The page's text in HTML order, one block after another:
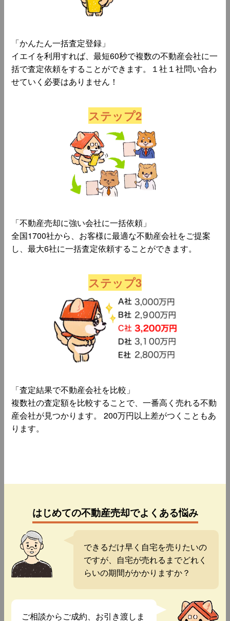
「かんたん一括査定登録」
イエイを利用すれば、最短60秒で複数の不動産会社に一
括で査定依頼をすることができます。１社１社問い合わ
せていく必要はありません！
ステップ2
「不動産売却に強い会社に一括依頼」
全国1700社から、お客様に最適な不動産会社をご提案
し、最大6社に一括査定依頼することができます。
ステップ3
「査定結果で不動産会社を比較」
複数社の査定額を比較することで、一番高く売れる不動
産会社が見つかります。 200万円以上差がつくこともあ
ります。
はじめての不動産売却でよくある悩み
できるだけ早く自宅を売りたいの
ですが、自宅が売れるまでどれく
らいの期間がかかりますか？
ご相談からご成約、お引き渡しま